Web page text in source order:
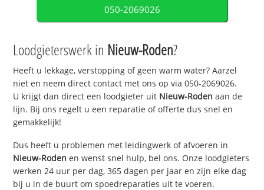
050-2069026
Loodgieterswerk in Nieuw-Roden?
Heeft u lekkage, verstopping of geen warm water? Aarzel
niet en neem direct contact met ons op via 050-2069026.
U krijgt dan direct een loodgieter uit Nieuw-Roden aan de
lijn. Bij ons regelt u een reparatie of offerte dus snel en
gemakkelijk!
Dus heeft u problemen met leidingwerk of afvoeren in
Nieuw-Roden en wenst snel hulp, bel ons. Onze loodgieters
werken 24 uur per dag, 365 dagen per jaar en zijn elke dag
bij u in de buurt om spoedreparaties uit te voeren.